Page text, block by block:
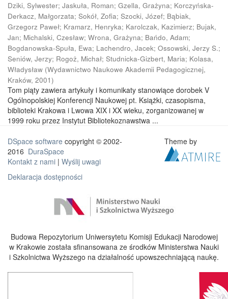
Dziki, Sylwester; Jaskuła, Roman; Gzella, Grażyna; Korczyńska-
Derkacz, Małgorzata; Sokół, Zofia; Szocki, Józef; Bąbiak,
Grzegorz Paweł; Kramarz, Henryka; Karolczak, Kazimierz; Bujak,
Jan; Michalski, Czesław; Wrona, Grażyna; Bańdo, Adam;
Bogdanowska-Spuła, Ewa; Lachendro, Jacek; Ossowski, Jerzy S.;
Seniów, Jerzy; Rogoż, Michał; Studnicka-Gizbert, Maria; Kolasa,
Władysław (Wydawnictwo Naukowe Akademii Pedagogicznej,
Kraków, 2001)
Tom piąty zawiera artykuły i komunikaty stanowiące dorobek V
Ogólnopolskiej Konferencji Naukowej pt. Książki, czasopisma,
biblioteki Krakowa i Lwowa XIX i XX wieku, zorganizowanej w
1999 roku przez Instytut Bibliotekoznawstwa ...
DSpace software copyright © 2002-
2016 DuraSpace
Kontakt z nami | Wyślij uwagi
Deklaracja dostępności
Theme by
Budowa Repozytorium Uniwersytetu Komisji Edukacji Narodowej
w Krakowie została sfinansowana ze środków Ministerstwa Nauki
i Szkolnictwa Wyższego na działalność upowszechniającą naukę.